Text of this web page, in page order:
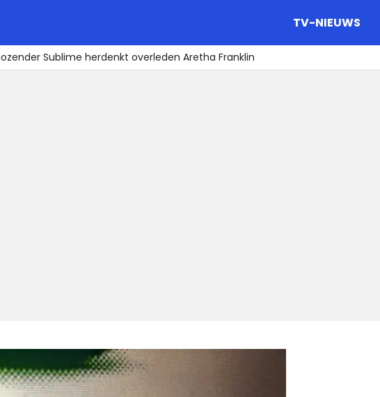
TV-NIEUWS
Sublime herdenkt overleden Aretha Franklin